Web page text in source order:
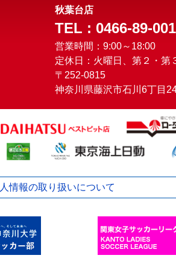
秋葉台店
TEL : 0466-89-
営業時間：9:00～18:00
定休日：火曜日、第２・第
〒252-0815
神奈川県藤沢市石川6丁目
情報の取り扱いについて